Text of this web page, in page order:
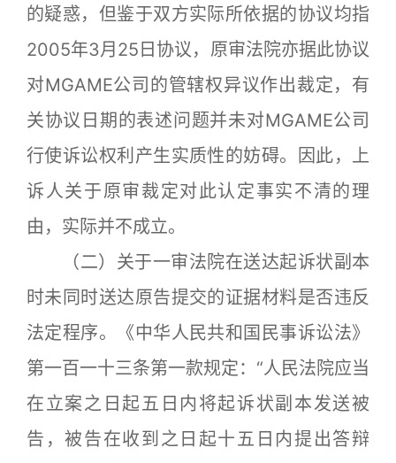
的疑惑，但鉴于双方实际所依据的协议均指
2005年3月25日协议，原审法院亦据此协议
对MGAME公司的管辖权异议作出裁定，有
关协议日期的表述问题并未对MGAME公司
行使诉讼权利产生实质性的妨碍。因此，上
诉人关于原审裁定对此认定事实不清的理
由，实际并不成立。
（二）关于一审法院在送达起诉状副本
时未同时送达原告提交的证据材料是否违反
法定程序。《中华人民共和国民事诉讼法》
第一百一十三条第一款规定：“人民法院应当
在立案之日起五日内将起诉状副本发送被
告，被告在收到之日起十五日内提出答辩